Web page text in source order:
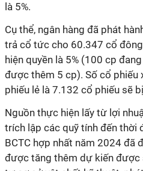
là 5%.
Cụ thể, ngân hàng đã phát
trả cổ tức cho 60.347 cổ
hiện quyền là 5% (100 cp
được thêm 5 cp). Số cổ phiếu
phiếu lẻ là 7.132 cổ phiếu sẽ
Nguồn thực hiện lấy từ lợi
trích lập các quỹ tính đến
BCTC hợp nhất năm 2024 đã
được tăng thêm dự kiến được